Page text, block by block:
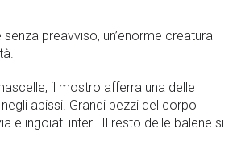
preavviso, un’enorme creatura
il mostro afferra una delle
abissi. Grandi pezzi del corpo
e ingoiati interi. Il resto delle balene si